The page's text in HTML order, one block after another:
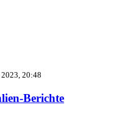
2023, 20:48
Berichte